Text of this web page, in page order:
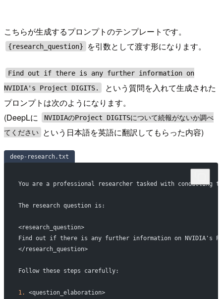
こちらが生成するプロンプトのテンプレートです。
{research_question} を引数として渡す形になります。
Find out if there is any further information on
NVIDIA's Project DIGITS.
という質問を入れて生成された
プロンプトは次のようになります。
(DeepLに
NVIDIAのProject DIGITSについて続報がないか調べ
てください
という日本語を英語に翻訳してもらった内容)
deep-research.txt
You are a professional researcher tasked with
The research question is:
<research_question>
Find out if there is any further information on NVIDIA's
</research_question>
Follow these steps carefully:
1.
<question_elaboration>